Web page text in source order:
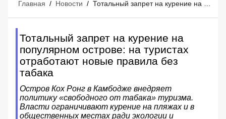
Главная / Новости /
Тотальный запрет на курение на
популярном острове: на туристах
отработают новые правила без
табака
Остров Кох Ронг в Камбодже внедряет
политику «свободного от табака» туризма.
Власти ограничивают курение на пляжах и в
общественных местах ради экологии и